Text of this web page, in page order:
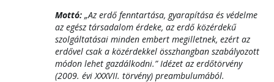
Mottó: „Az erdő fenntartása, gyarapítása és védelme
az egész társadalom érdeke, az erdő közérdekű
szolgáltatásai minden embert megilletnek, ezért az
erdővel csak a közérdekkel összhangban szabályozott
módon lehet gazdálkodni.” Idézet az erdőtörvény
(2009. évi XXXVII. törvény) preambulumából.